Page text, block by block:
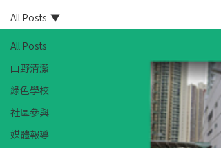
All Posts
山野清潔
綠色學校
社區參與
媒體報導
All Posts